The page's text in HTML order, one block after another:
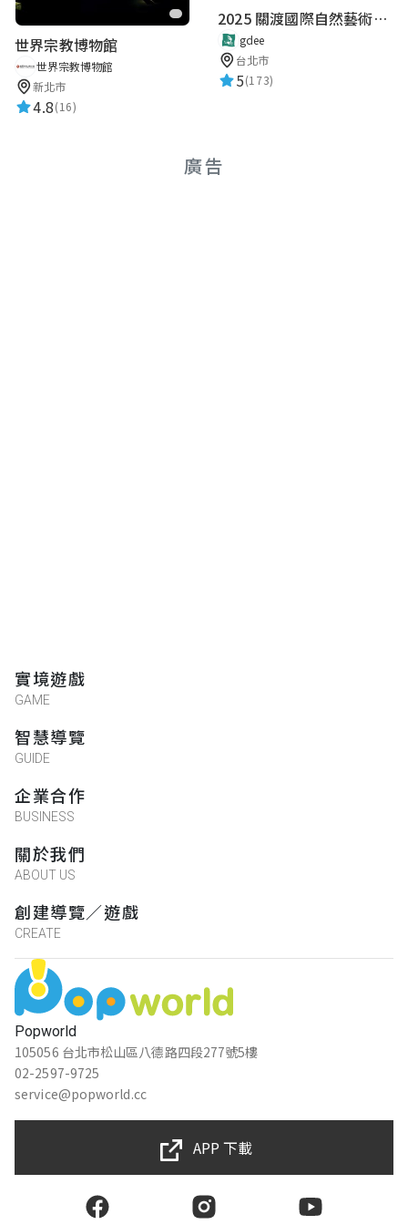
立敏 董
2023-10-21 09:48:41 ★★★★★
★★★★★
世界宗教博物館
世界宗教博物館
新北市
4.8(16)
2025 關渡國際自然藝術季 Guandu International Nature Art Festival
gdee
台北市
5(173)
廣告
Popworld
105056 台北市松山區八德路四段277號5樓
02-2597-9725
service@popworld.cc
實境遊戲
GAME
智慧導覽
GUIDE
企業合作
BUSINESS
關於我們
ABOUT US
創建導覽／遊戲
CREATE
APP 下載